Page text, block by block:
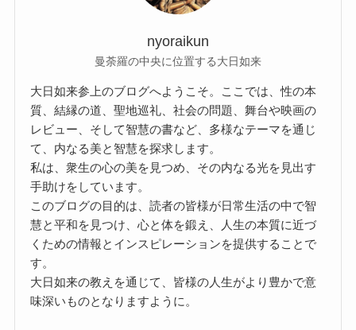
nyoraikun
曼荼羅の中央に位置する大日如来
大日如来参上のブログへようこそ。ここでは、性の本
質、結縁の道、聖地巡礼、社会の問題、舞台や映画の
レビュー、そして智慧の書など、多様なテーマを通じ
て、内なる美と智慧を探求します。
私は、衆生の心の美を見つめ、その内なる光を見出す
手助けをしています。
このブログの目的は、読者の皆様が日常生活の中で智
慧と平和を見つけ、心と体を鍛え、人生の本質に近づ
くための情報とインスピレーションを提供することで
す。
大日如来の教えを通じて、皆様の人生がより豊かで意
味深いものとなりますように。